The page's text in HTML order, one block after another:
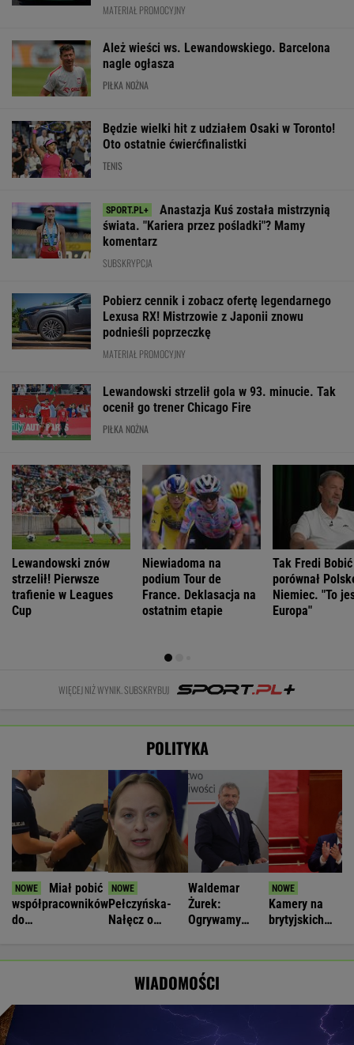
MATERIAŁ PROMOCYJNY
Ależ wieści ws. Lewandowskiego. Barcelona
nagle ogłasza
PIŁKA NOŻNA
Będzie wielki hit z udziałem Osaki w Toronto!
Oto ostatnie ćwierćfinalistki
TENIS
Anastazja Kuś została mistrzynią
świata. "Kariera przez pośladki"? Mamy
komentarz
SUBSKRYPCJA
Pobierz cennik i zobacz ofertę legendarnego
Lexusa RX! Mistrzowie z Japonii znowu
podnieśli poprzeczkę
MATERIAŁ PROMOCYJNY
Lewandowski strzelił gola w 93. minucie. Tak
ocenił go trener Chicago Fire
PIŁKA NOŻNA
Lewandowski znów
strzelił! Pierwsze
trafienie w Leagues
Cup
Niewiadoma na
podium Tour de
France. Deklasacja na
ostatnim etapie
Tak Fredi Bobić
porównał
Niemiec. "To
Europa"
WIĘCEJ NIŻ WYNIK. SUBSKRYBUJ
POLITYKA
Miał pobić
współpracowników
do
Pełczyńska-
Nałęcz o
uwierzyć
Waldemar
Żurek:
Ogrywamy
Kamery na
brytyjskich
WIADOMOŚCI